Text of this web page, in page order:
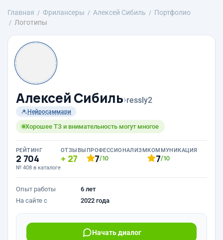
Главная Фрилансеры Алексей Сибиль
Портфолио
Логотипы
Алексей Сибиль›ressly2
Нейросаммари
Хорошее ТЗ и внимательность могут многое
РЕЙТИНГ
2 704
№ 408 в каталоге
ОТЗЫВЫ
27
ПРОФЕССИОНАЛИЗМ
7/10
КОММУНИКАЦИЯ
7/10
Опыт работы
6 лет
На сайте с
2022 года
Начать диалог